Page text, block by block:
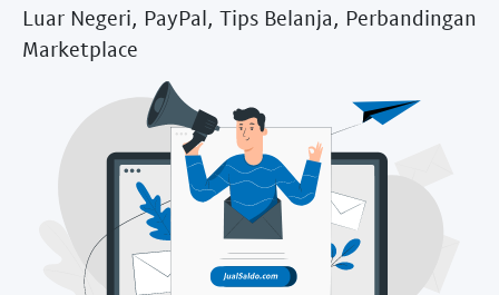
Luar Negeri, PayPal, Tips Belanja, Perbandingan
Marketplace